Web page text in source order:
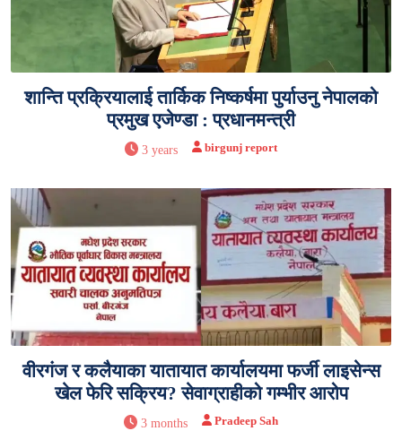
शान्ति प्रक्रियालाई तार्किक निष्कर्षमा पुर्याउनु नेपालको
प्रमुख एजेण्डा : प्रधानमन्त्री
3 years birgunj report
वीरगंज र कलैयाका यातायात कार्यालयमा फर्जी लाइसेन्स
खेल फेरि सक्रिय? सेवाग्राहीको गम्भीर आरोप
3 months Pradeep Sah